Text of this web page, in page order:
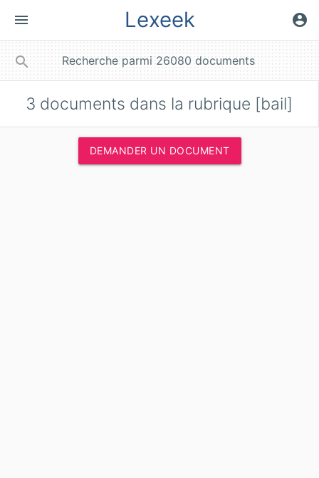
menu Lexeek account_circle
search
3 documents dans la rubrique [bail]
DEMANDER UN DOCUMENT